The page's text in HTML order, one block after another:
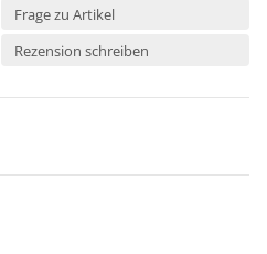
Frage zu Artikel
Rezension schreiben